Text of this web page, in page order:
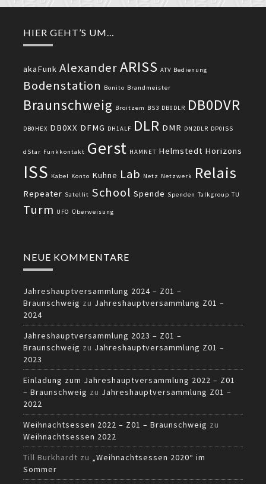
HIER GEHT’S UM…
akaFunk AlexanderARISS ATV Bedienung
Bodenstation Bonito Brandmeister
Braunschweig Broitzem BS3 DB0DLR DB0DVR
DB0HEX DB0XX DFMG DH1ALF DLR DMR DN2DLR DP0ISS
dStar Funkkontakt Gerst HAMNET Helmstedt Horizons
ISS Kabel Konto Kuhne Lab Netz Netzwerk Relais
Repeater Satellit School Spende Spenden Talkgroup TU
Turm UFO Überweisung
NEUE KOMMENTARE
Jahreshauptversammlung 2024 – Z01 –
Braunschweig zu Jahreshauptversammlung Z01 –
2024
Jahreshauptversammlung 2023 – Z01 –
Braunschweig zu Jahreshauptversammlung Z01 –
2023
Einladung zum Jahreshauptversammlung 2022 – Z01
– Braunschweig zu Jahreshauptversammlung Z01 –
2022
Weihnachtsessen 2022 – Z01 – Braunschweig zu
Weihnachtsessen 2022
Till Burkhardt zu „Weihnachtsessen 2020“ im
Sommer